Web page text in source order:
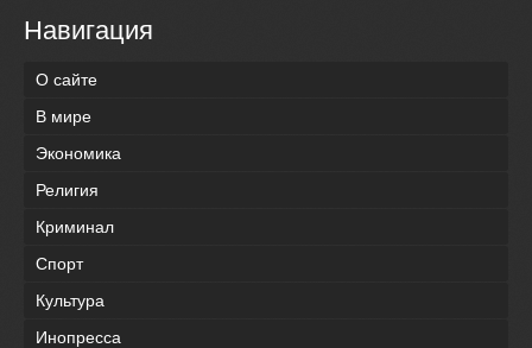
Навигация
О сайте
В мире
Экономика
Религия
Криминал
Спорт
Культура
Инопресса